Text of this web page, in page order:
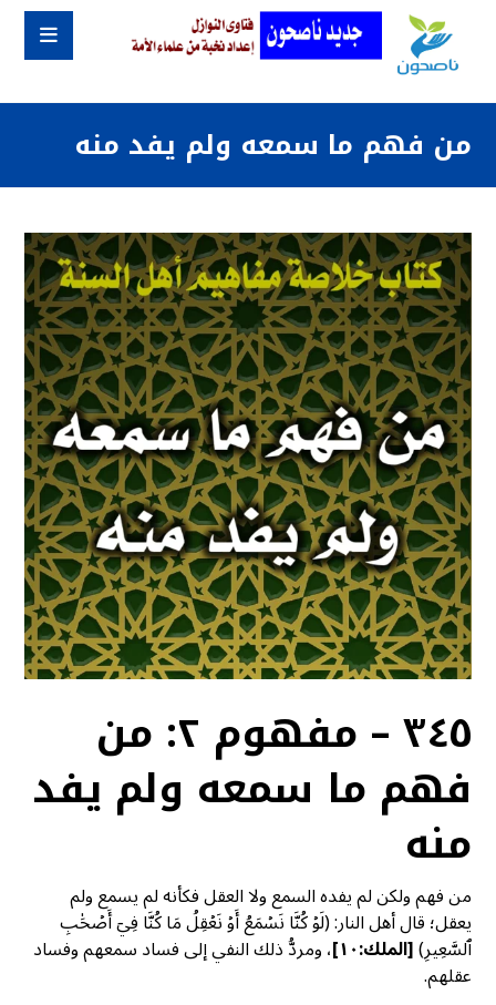
من فهم ما سمعه ولم يفد منه
٣٤٥ – مفهوم ٢: من
فهم ما سمعه ولم يفد
منه
من فهم ولكن لم يفده السمع ولا العقل فكأنه لم يسمع ولم
يعقل؛ قال أهل النار: (لَوۡ كُنَّا نَسۡمَعُ أَوۡ نَعۡقِلُ مَا كُنَّا فِيٓ أَصۡحَٰبِ
ٱلسَّعِيرِ)[الملك:١٠] ، ومردُّ ذلك النفي إلى فساد سمعهم وفساد
عقلهم.